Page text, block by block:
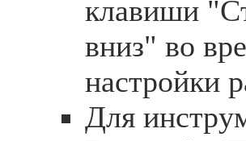
клавиши
вниз" во
настройки
Для